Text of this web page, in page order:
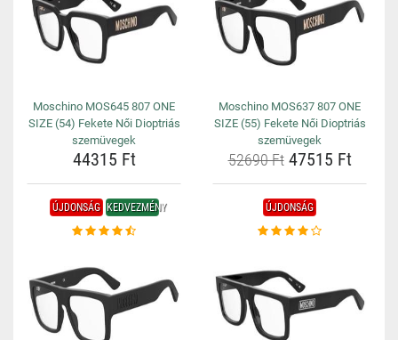
Moschino MOS645 807 ONE
SIZE (54) Fekete Női Dioptriás
szemüvegek
44315 Ft
Moschino MOS637 807 ONE
SIZE (55) Fekete Női Dioptriás
szemüvegek
52690 Ft47515 Ft
ÚJDONSÁG KEDVEZMÉNY ÚJDONSÁG